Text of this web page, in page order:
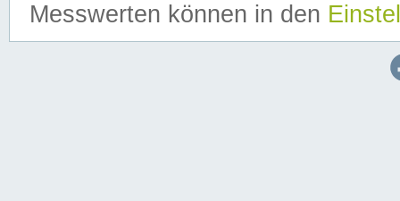
Messwerten können in den